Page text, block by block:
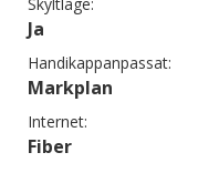
Ja
Handikappanpassat:
Markplan
Internet:
Fiber